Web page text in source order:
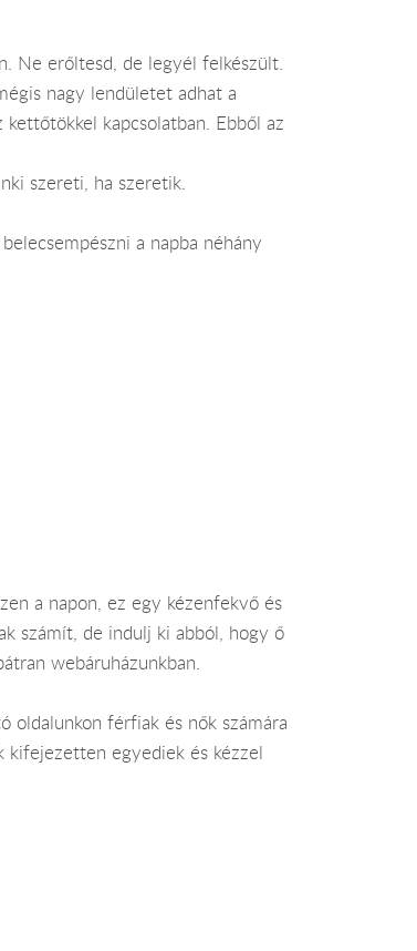
Ne erőltesd, de legyél felkészült.
nagy lendületet adhat a
kapcsolatban. Ebből az
szereti, ha szeretik.
a napba néhány
a napon, ez egy kézenfekvő és
számít, de indulj ki abból, hogy ő
webáruházunkban.
oldalunkon férfiak és nők számára
kifejezetten egyediek és kézzel